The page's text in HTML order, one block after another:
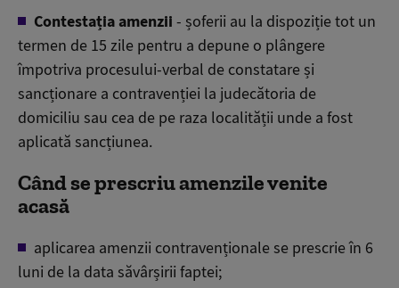
Contestația amenzii - șoferii au la dispoziție tot un
termen de 15 zile pentru a depune o plângere
împotriva procesului-verbal de constatare și
sancționare a contravenției la judecătoria de
domiciliu sau cea de pe raza localității unde a fost
aplicată sancțiunea.
Când se prescriu amenzile venite
acasă
aplicarea amenzii contravenționale se prescrie în 6
luni de la data săvârșirii faptei;